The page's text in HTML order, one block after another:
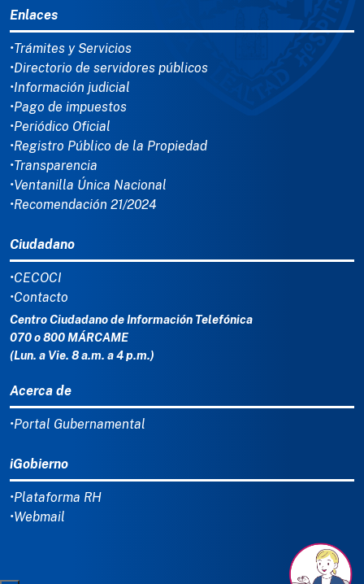
Enlaces
•Trámites y Servicios
•Directorio de servidores públicos
•Información judicial
•Pago de impuestos
•Periódico Oficial
•Registro Público de la Propiedad
•Transparencia
•Ventanilla Única Nacional
•Recomendación 21/2024
Ciudadano
•CECOCI
•Contacto
Centro Ciudadano de Información Telefónica
070 o 800 MÁRCAME
(Lun. a Vie. 8 a.m. a 4 p.m.)
Acerca de
•Portal Gubernamental
iGobierno
•Plataforma RH
•Webmail